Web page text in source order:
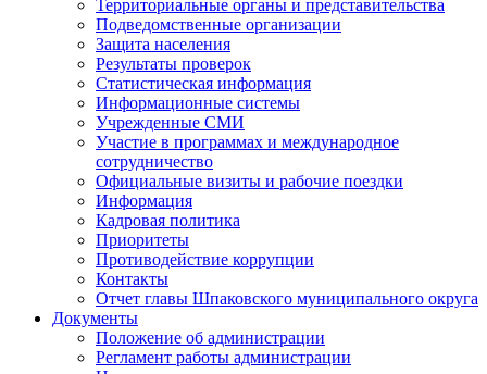
Территориальные органы и представительства
Подведомственные организации
Защита населения
Результаты проверок
Статистическая информация
Информационные системы
Учрежденные СМИ
Участие в программах и международное
сотрудничество
Официальные визиты и рабочие поездки
Информация
Кадровая политика
Приоритеты
Противодействие коррупции
Контакты
Отчет главы Шпаковского муниципального округа
Документы
Положение об администрации
Регламент работы администрации